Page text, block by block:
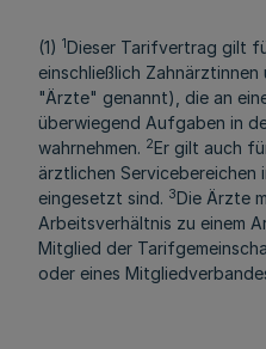
(1) 1Dieser Tarifvertrag gilt
einschließlich
"Ärzte" genannt), die an
überwiegend Aufgaben in
wahrnehmen. 2Er gilt auch
ärztlichen Servicebereichen
eingesetzt sind. 3Die Ärzte
Arbeitsverhältnis zu einem
Mitglied der
oder eines